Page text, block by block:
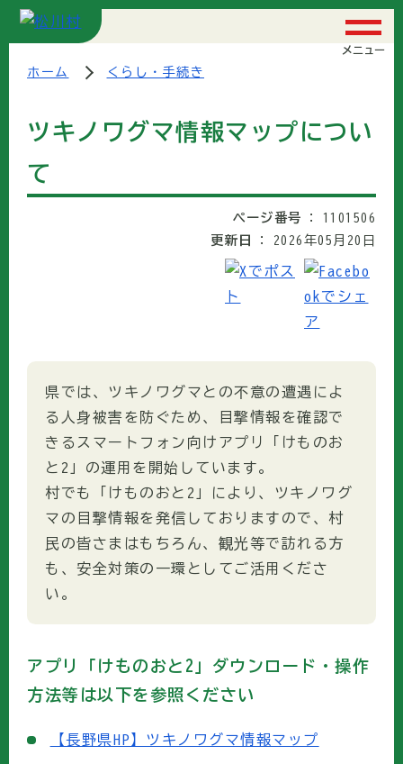
メニュー
ホーム くらし・手続き
ツキノワグマ情報マップについ
て
ページ番号
1101506
更新日
2026年05月20日
県では、ツキノワグマとの不意の遭遇によ
る人身被害を防ぐため、目撃情報を確認で
きるスマートフォン向けアプリ「けものお
と2」の運用を開始しています。
村でも「けものおと2」により、ツキノワグ
マの目撃情報を発信しておりますので、村
民の皆さまはもちろん、観光等で訪れる方
も、安全対策の一環としてご活用くださ
い。
アプリ「けものおと2」ダウンロード・操作
方法等は以下を参照ください
【長野県HP】ツキノワグマ情報マップ